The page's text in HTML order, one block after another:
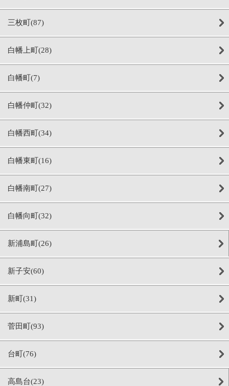
三枚町(87)
白幡上町(28)
白幡町(7)
白幡仲町(32)
白幡西町(34)
白幡東町(16)
白幡南町(27)
白幡向町(32)
新浦島町(26)
新子安(60)
新町(31)
菅田町(93)
台町(76)
高島台(23)